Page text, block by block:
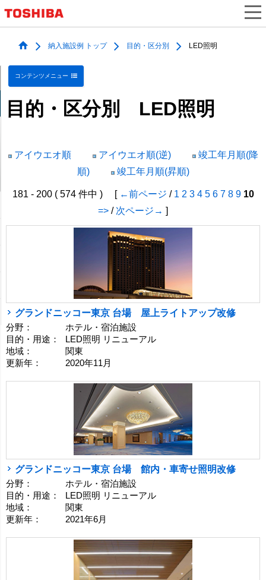
納入施設例 トップ 目的・区分別 LED照明
コンテンツメニュー
目的・区分別 LED照明
アイウエオ順 アイウエオ順(逆)
竣工年月順(降
順)
竣工年月順(昇順)
181 - 200 ( 574 件中 ) [ ←前ページ / 1 2 3 4 5 6 7 8 9 10
=> / 次ページ→ ]
グランドニッコー東京 台場 屋上ライトアップ改修
分野：
ホテル・宿泊施設
目的・用途：
LED照明 リニューアル
地域：
関東
更新年：
2020年11月
グランドニッコー東京 台場 館内・車寄せ照明改修
分野：
ホテル・宿泊施設
目的・用途：
LED照明 リニューアル
地域：
関東
更新年：
2021年6月